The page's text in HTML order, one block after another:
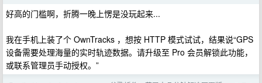
好高的门槛啊，折腾一晚上愣是没玩起来...
我在手机上装了个 OwnTracks ，想按 HTTP 模式试试，结果说“GPS
设备需要处理海量的实时轨迹数据。请升级至 Pro 会员解锁此功能，
或联系管理员手动授权。”